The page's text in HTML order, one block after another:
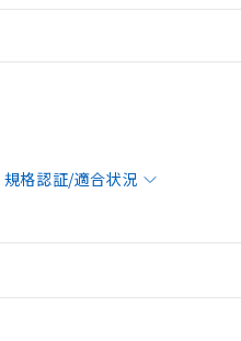
規格認証/適合状況